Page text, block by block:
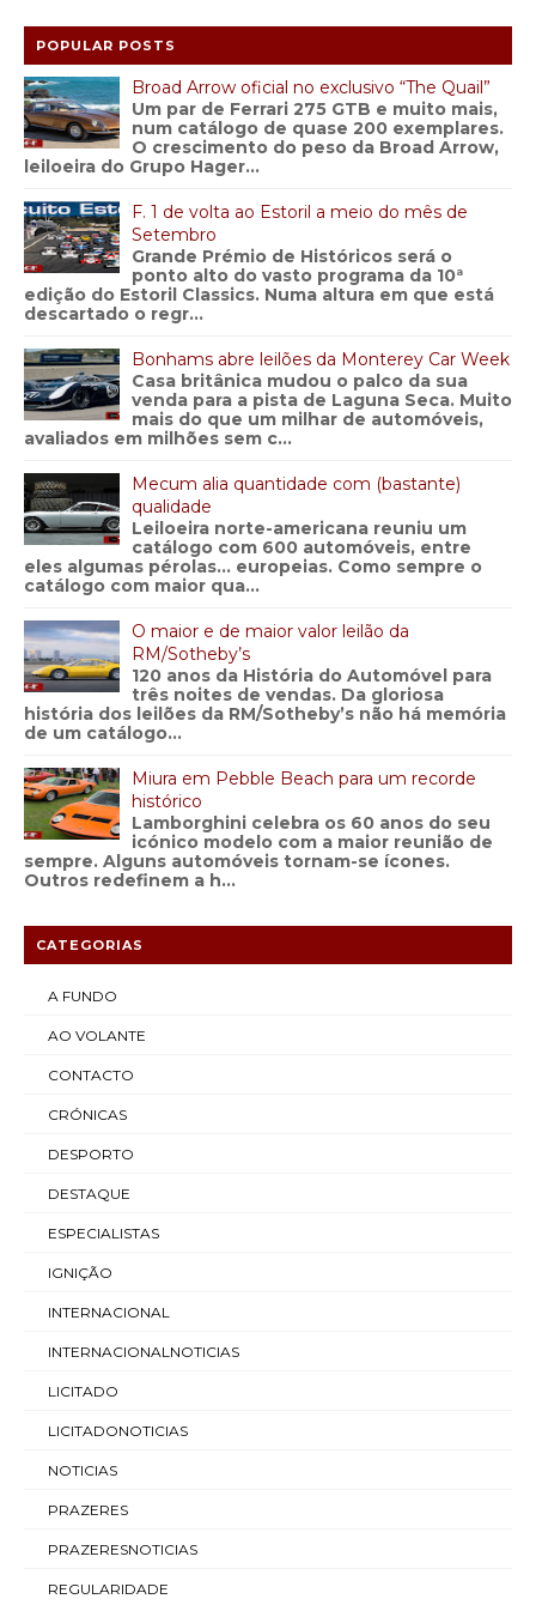
POPULAR POSTS
Broad Arrow oficial no exclusivo “The Quail”
Um par de Ferrari 275 GTB e muito mais,
num catálogo de quase 200 exemplares.
O crescimento do peso da Broad Arrow,
leiloeira do Grupo Hager...
F. 1 de volta ao Estoril a meio do mês de
Setembro
Grande Prémio de Históricos será o
ponto alto do vasto programa da 10ª
edição do Estoril Classics. Numa altura em que está
descartado o regr...
Bonhams abre leilões da Monterey Car Week
Casa britânica mudou o palco da sua
venda para a pista de Laguna Seca. Muito
mais do que um milhar de automóveis,
avaliados em milhões sem c...
Mecum alia quantidade com (bastante)
qualidade
Leiloeira norte-americana reuniu um
catálogo com 600 automóveis, entre
eles algumas pérolas… europeias. Como sempre o
catálogo com maior qua...
O maior e de maior valor leilão da
RM/Sotheby’s
120 anos da História do Automóvel para
três noites de vendas. Da gloriosa
história dos leilões da RM/Sotheby’s não há memória
de um catálogo...
Miura em Pebble Beach para um recorde
histórico
Lamborghini celebra os 60 anos do seu
icónico modelo com a maior reunião de
sempre. Alguns automóveis tornam-se ícones.
Outros redefinem a h...
CATEGORIAS
A FUNDO
AO VOLANTE
CONTACTO
CRÓNICAS
DESPORTO
DESTAQUE
ESPECIALISTAS
IGNIÇÃO
INTERNACIONAL
INTERNACIONALNOTICIAS
LICITADO
LICITADONOTICIAS
NOTICIAS
PRAZERES
PRAZERESNOTICIAS
REGULARIDADE